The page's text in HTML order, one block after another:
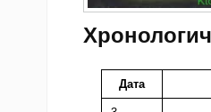
Дата